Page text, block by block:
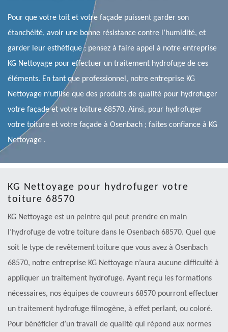
Pour que votre toit et votre façade puissent garder son
étanchéité, avoir une bonne résistance contre l’humidité, et
garder leur esthétique ; pensez à faire appel à notre entreprise
KG Nettoyage pour effectuer un traitement hydrofuge de ces
éléments. En tant que professionnel, notre entreprise KG
Nettoyage n’utilise que des produits de qualité pour hydrofuger
votre façade et votre toiture 68570. Ainsi, pour hydrofuger
votre toiture et votre façade à Osenbach ; faites confiance à KG
Nettoyage .
KG Nettoyage pour hydrofuger votre
toiture 68570
KG Nettoyage est un peintre qui peut prendre en main
l’hydrofuge de votre toiture dans le Osenbach 68570. Quel que
soit le type de revêtement toiture que vous avez à Osenbach
68570, notre entreprise KG Nettoyage n’aura aucune difficulté à
appliquer un traitement hydrofuge. Ayant reçu les formations
nécessaires, nos équipes de couvreurs 68570 pourront effectuer
un traitement hydrofuge filmogène, à effet perlant, ou coloré.
Pour bénéficier d’un travail de qualité qui répond aux normes